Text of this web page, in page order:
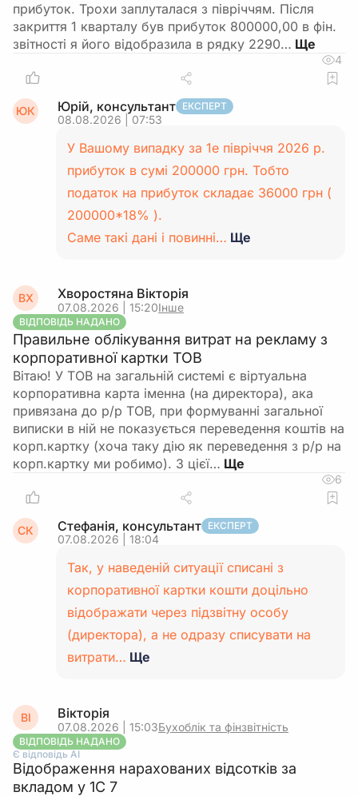
прибуток. Трохи заплуталася з півріччям. Після
закриття 1 кварталу був прибуток 800000,00 в фін.
звітності я його відобразила в рядку 2290…
4
ЮК Юрій, консультант ЕКСПЕРТ
08.08.2026 | 07:53
У Вашому випадку за 1е півріччя 2026 р.
прибуток в сумі 200000 грн. Тобто
податок на прибуток складає 36000 грн (
200000*18% ).
Саме такі дані і повинні… Ще
ВХ Хворостяна Вікторія
07.08.2026 | 15:20Інше
ВІДПОВІДЬ НАДАНО
Правильне облікування витрат на рекламу з
корпоративної картки ТОВ
Вітаю! У ТОВ на загальній системі є віртуальна
корпоративна карта іменна (на директора), ака
привязана до р/р ТОВ, при формуванні загальної
виписки в ній не показується переведення коштів на
корп.картку (хоча таку дію як переведення з р/р на
корп.картку ми робимо). З цієї…
6
СК Стефанія, консультант ЕКСПЕРТ
07.08.2026 | 18:04
Так, у наведеній ситуації списані з
корпоративної картки кошти доцільно
відображати через підзвітну особу
(директора), а не одразу списувати на
витрати… Ще
ВІ Вікторія
07.08.2026 | 15:03Бухоблік та фінзвітність
ВІДПОВІДЬ НАДАНО
Є відповідь АІ
Відображення нарахованих відсотків за
вкладом у 1С 7